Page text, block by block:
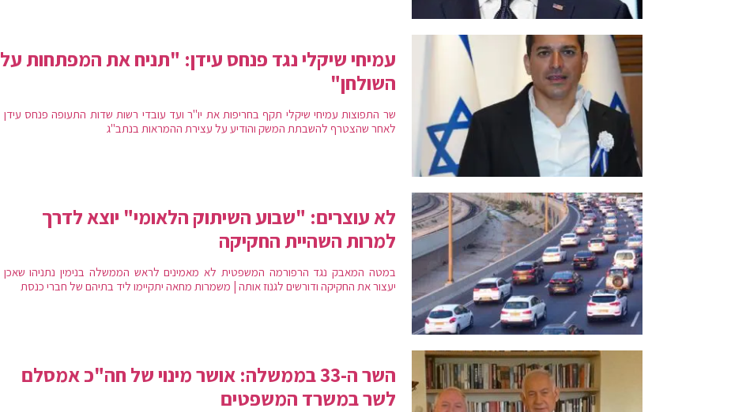
עמיחי שיקלי נגד פנחס עידן: "תניח את המפתחות על
השולחן"
שר התפוצות עמיחי שיקלי תקף בחריפות את יו"ר ועד עובדי רשות שדות התעופה פנחס עידן
לאחר שהצטרף להשבתת המשק והודיע על עצירת ההמראות בנתב"ג
לא עוצרים: "שבוע השיתוק הלאומי" יוצא לדרך
למרות השהיית החקיקה
במטה המאבק נגד הרפורמה המשפטית לא מאמינים לראש הממשלה בנימין נתניהו שאכן
יעצור את החקיקה ודורשים לגנוז אותה | משמרות מחאה יתקיימו ליד בתיהם של חברי כנסת
השר ה-33 בממשלה: אושר מינוי של חה"כ אמסלם
לשר במשרד המשפטים